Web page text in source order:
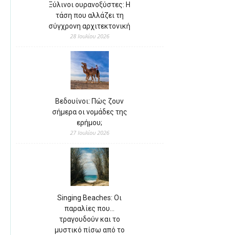
Ξύλινοι ουρανοξύστες: Η
τάση που αλλάζει τη
σύγχρονη αρχιτεκτονική
28 Ιουλίου 2026
Βεδουίνοι: Πώς ζουν
σήμερα οι νομάδες της
ερήμου;
27 Ιουλίου 2026
Singing Beaches: Οι
παραλίες που…
τραγουδούν και το
μυστικό πίσω από το